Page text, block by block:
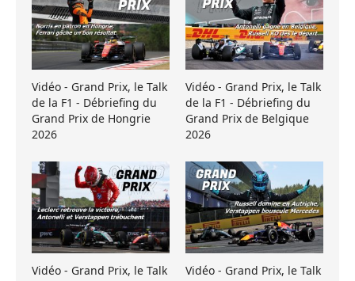
Vidéo - Grand Prix, le Talk
de la F1 - Débriefing du
Grand Prix de Hongrie
2026
Vidéo - Grand Prix, le Talk
de la F1 - Débriefing du
Grand Prix de Belgique
2026
Vidéo - Grand Prix, le Talk
Vidéo - Grand Prix, le Talk